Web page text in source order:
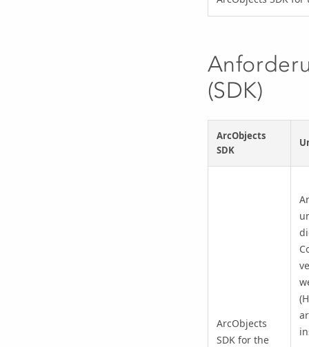
(SDK)
ArcObjects
SDK
ArcObjects
SDK for the